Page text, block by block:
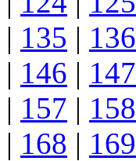
| 135 | 136
| 146 | 147
| 157 | 158
| 168 | 169